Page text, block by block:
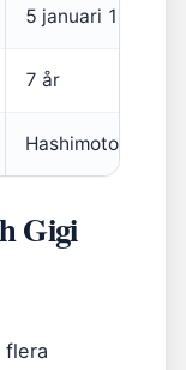
5 januari 1975
7 år
Hashimotos
Gigi
flera